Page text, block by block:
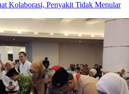
Kolaborasi, Penyakit Tidak Menular